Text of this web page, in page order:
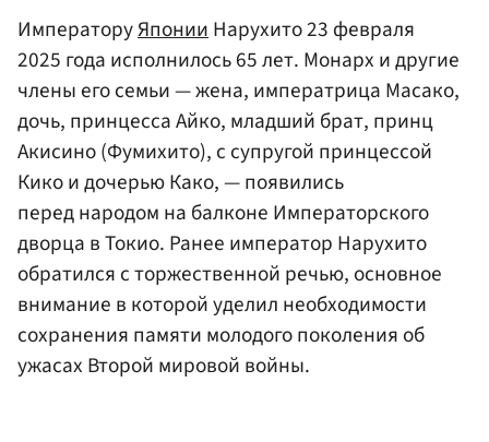
ИмператоруЯпонииНарухито 23 февраля
2025 года исполнилось 65 лет. Монарх и другие
члены его семьи — жена, императрица Масако,
дочь, принцесса Айко, младший брат, принц
Акисино (Фумихито), с супругой принцессой
Кико и дочерью Како, — появились
перед народом на балконе Императорского
дворца в Токио. Ранее император Нарухито
обратился с торжественной речью, основное
внимание в которой уделил необходимости
сохранения памяти молодого поколения об
ужасах Второй мировой войны.